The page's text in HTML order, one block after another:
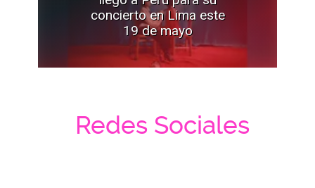
concierto en Lima este
19 de mayo
Redes Sociales